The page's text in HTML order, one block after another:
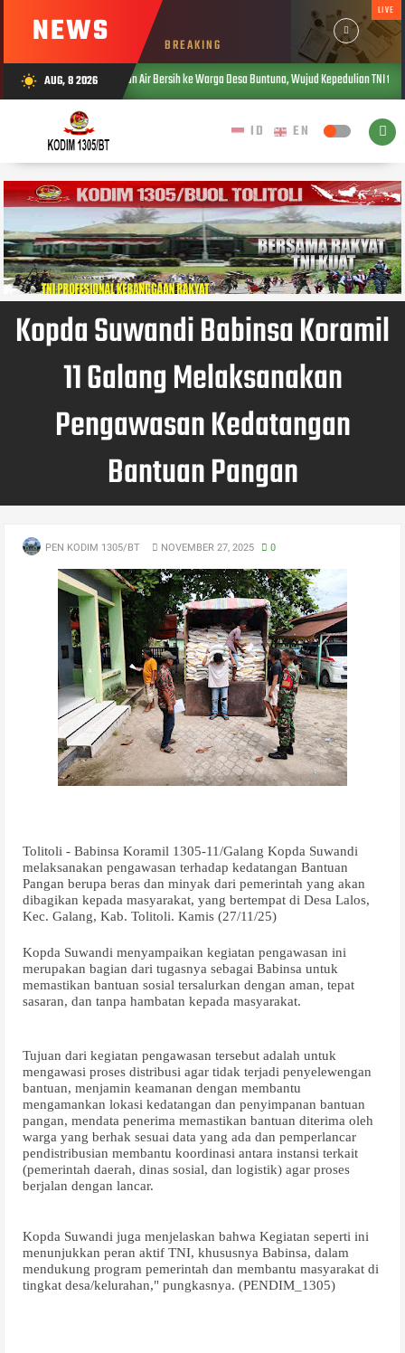
NEWS BREAKING
LIVE
wb_sunny AUG, 8 2026
1305/BT Salurkan Air Bersih ke Warga Desa Buntuna, Wujud Kepedulian TNI terhadap
Kopda Suwandi Babinsa Koramil
11 Galang Melaksanakan
Pengawasan Kedatangan
Bantuan Pangan
PEN KODIM 1305/BT NOVEMBER 27, 2025 0
Tolitoli - Babinsa Koramil 1305-11/Galang Kopda Suwandi
melaksanakan pengawasan terhadap kedatangan Bantuan
Pangan berupa beras dan minyak dari pemerintah yang akan
dibagikan kepada masyarakat, yang bertempat di Desa Lalos,
Kec. Galang, Kab. Tolitoli. Kamis (27/11/25)
Kopda Suwandi menyampaikan kegiatan pengawasan ini
merupakan bagian dari tugasnya sebagai Babinsa untuk
memastikan bantuan sosial tersalurkan dengan aman, tepat
sasaran, dan tanpa hambatan kepada masyarakat.
Tujuan dari kegiatan pengawasan tersebut adalah untuk
mengawasi proses distribusi agar tidak terjadi penyelewengan
bantuan, menjamin keamanan dengan membantu
mengamankan lokasi kedatangan dan penyimpanan bantuan
pangan, mendata penerima memastikan bantuan diterima oleh
warga yang berhak sesuai data yang ada dan pemperlancar
pendistribusian membantu koordinasi antara instansi terkait
(pemerintah daerah, dinas sosial, dan logistik) agar proses
berjalan dengan lancar.
Kopda Suwandi juga menjelaskan bahwa Kegiatan seperti ini
menunjukkan peran aktif TNI, khususnya Babinsa, dalam
mendukung program pemerintah dan membantu masyarakat di
tingkat desa/kelurahan," pungkasnya. (PENDIM_1305)